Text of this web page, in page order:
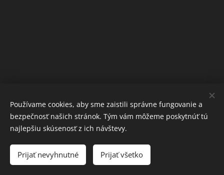
Obrázky poskytolPexels
Vytvorené službouWebnode
Používame cookies, aby sme zaistili správne fungovanie a
bezpečnosť našich stránok. Tým vám môžeme poskytnúť tú
najlepšiu skúsenosť z ich návštevy.
Prijať nevyhnutné Prijať všetko